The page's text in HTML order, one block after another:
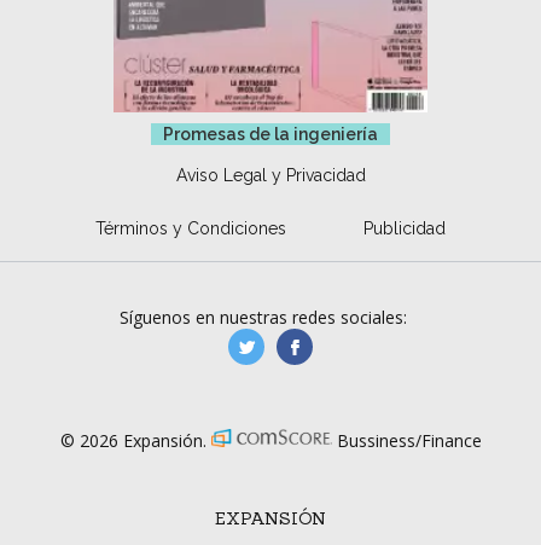
Promesas de la ingeniería
Aviso Legal y Privacidad
Términos y Condiciones Publicidad
EXPANSIÓN
Síguenos en nuestras redes sociales:
manufacturaGE
© 2026 Expansión. Bussiness/Finance